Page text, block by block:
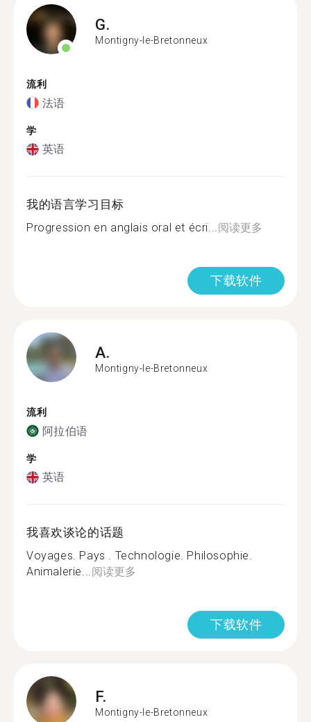
G.
Montigny-le-Bretonneux
流利
法语
学
英语
我的语言学习目标
Progression en anglais oral et écri...阅读更多
下载软件
A.
Montigny-le-Bretonneux
流利
阿拉伯语
学
英语
我喜欢谈论的话题
Voyages. Pays . Technologie. Philosophie.
Animalerie...阅读更多
下载软件
F.
Montigny-le-Bretonneux